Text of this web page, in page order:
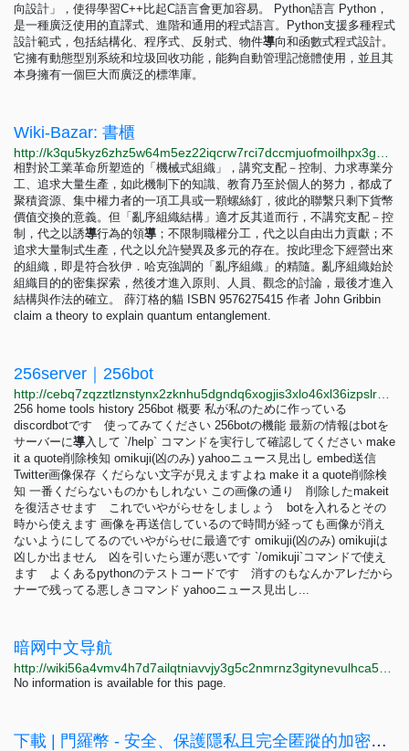
向設計」，使得學習C++比起C語言會更加容易。 Python語言 Python，
是一種廣泛使用的直譯式、進階和通用的程式語言。Python支援多種程式
設計範式，包括結構化、程序式、反射式、物件導向和函數式程式設計。
它擁有動態型別系統和垃圾回收功能，能夠自動管理記憶體使用，並且其
本身擁有一個巨大而廣泛的標準庫。
Wiki-Bazar: 書櫃
相對於工業革命所塑造的「機械式組織」，講究支配－控制、力求專業分
工、追求大量生產，如此機制下的知識、教育乃至於個人的努力，都成了
聚積資源、集中權力者的一項工具或一顆螺絲釘，彼此的聯繫只剩下貨幣
價值交換的意義。但「亂序組織結構」適才反其道而行，不講究支配－控
制，代之以誘導行為的領導 ；不限制職權分工，代之以自由出力貢獻；不
追求大量制式生產，代之以允許變異及多元的存在。按此理念下經營出來
的組織，即是符合狄伊．哈克強調的「亂序組織」的精隨。亂序組織始於
組織目的的密集探索，然後才進入原則、人員、觀念的討論，最後才進入
結構與作法的確立。 薛汀格的貓 ISBN 9576275415 作者 John Gribbin
claim a theory to explain quantum entanglement.
256server｜256bot
256 home tools history 256bot 概要 私が私のために作っている
discordbotです 使ってみてください 256botの機能 最新の情報はbotを
サーバーに導入して `/help` コマンドを実行して確認してください make
it a quote削除検知 omikuji(凶のみ) yahooニュース見出し embed送信
Twitter画像保存 くだらない文字が見えますよね make it a quote削除検
知 一番くだらないものかもしれない この画像の通り 削除したmakeit
を復活させます これでいやがらせをしましょう botを入れるとその
時から使えます 画像を再送信しているので時間が経っても画像が消え
ないようにしてるのでいやがらせに最適です omikuji(凶のみ) omikujiは
凶しか出ません 凶を引いたら運が悪いです `/omikuji`コマンドで使え
ます よくあるpythonのテストコードです 消すのもなんかアレだから
ナーで残ってる悪しきコマンド yahooニュース見出し...
暗网中文导航
No information is available for this page.
下載 | 門羅幣 - 安全、保護隱私且完全匿蹤的加密貨幣